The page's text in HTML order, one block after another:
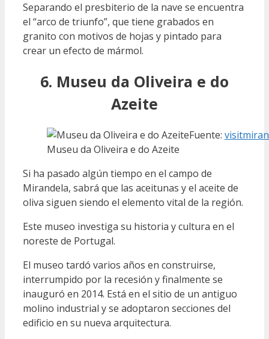
Separando el presbiterio de la nave se encuentra
el “arco de triunfo”, que tiene grabados en
granito con motivos de hojas y pintado para
crear un efecto de mármol.
6. Museu da Oliveira e do
Azeite
Fuente:
Museu da Oliveira e do Azeite
Si ha pasado algún tiempo en el campo de
Mirandela, sabrá que las aceitunas y el aceite de
oliva siguen siendo el elemento vital de la región.
Este museo investiga su historia y cultura en el
noreste de Portugal.
El museo tardó varios años en construirse,
interrumpido por la recesión y finalmente se
inauguró en 2014. Está en el sitio de un antiguo
molino industrial y se adoptaron secciones del
edificio en su nueva arquitectura.